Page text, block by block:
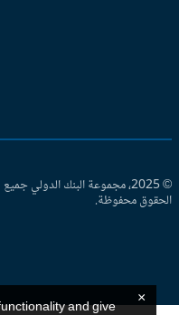
© 2025، مجموعة البنك الدولي جميع
محفوظة.
functionality and give ×